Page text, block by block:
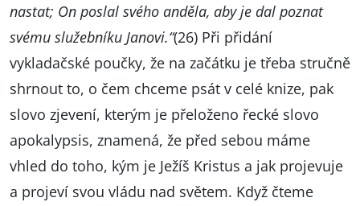
nastat; On poslal svého anděla, aby je dal poznat
svému služebníku Janovi.“(26) Při přidání
vykladačské poučky, že na začátku je třeba stručně
shrnout to, o čem chceme psát v celé knize, pak
slovo zjevení, kterým je přeloženo řecké slovo
apokalypsis, znamená, že před sebou máme
vhled do toho, kým je Ježíš Kristus a jak projevuje
a projeví svou vládu nad světem. Když čteme